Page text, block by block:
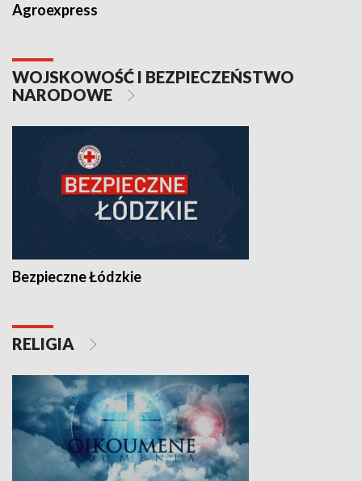
Agroexpress
WOJSKOWOŚĆ I BEZPIECZEŃSTWO
NARODOWE
Bezpieczne Łódzkie
RELIGIA